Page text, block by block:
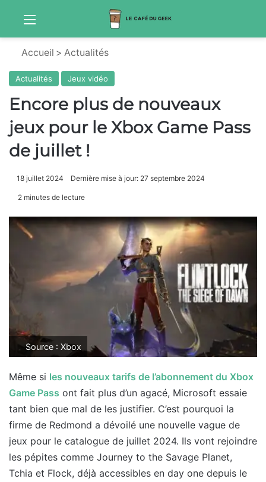
Menu
Accueil > Actualités
Actualités Jeux vidéo
Encore plus de nouveaux
jeux pour le Xbox Game Pass
de juillet !
18 juillet 2024 Dernière mise à jour: 27 septembre 2024
2 minutes de lecture
Source : Xbox
Même si les nouveaux tarifs de l’abonnement du Xbox
Game Pass ont fait plus d’un agacé, Microsoft essaie
tant bien que mal de les justifier. C’est pourquoi la
firme de Redmond a dévoilé une nouvelle vague de
jeux pour le catalogue de juillet 2024. Ils vont rejoindre
les pépites comme Journey to the Savage Planet,
Tchia et Flock, déjà accessibles en day one depuis le